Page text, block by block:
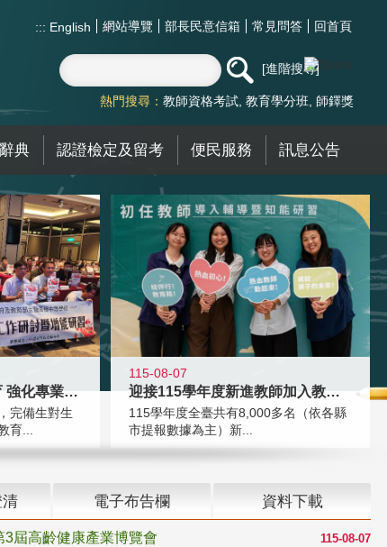
::: English 網站導覽 部長民意信箱 常見問答 回首頁
進階搜尋
熱門搜尋： 教師資格考試 教育學分班 師鐸獎
典 認證檢定及留考 便民服務 訊息公告
落實校園霸凌防制教育 強化專業知能
完備生對生
育...
115-08-07
迎接115學年度新進教師加入教育現
115學年度全臺共有8,000多名（依各縣
市提報數據為主）新...
電子布告欄 資料下載
115-08-07
屆高齡健康產業博覽會